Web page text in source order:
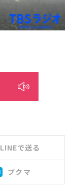
LINEで送る
ブクマ